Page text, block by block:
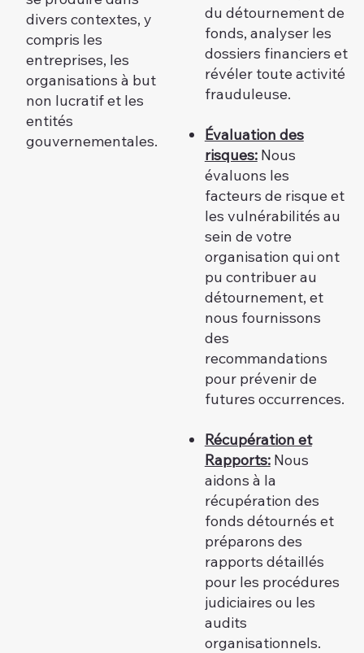
divers contextes, y
compris les
entreprises, les
organisations à but
non lucratif et les
entités
gouvernementales.
du détournement de
fonds, analyser les
dossiers financiers et
révéler toute activité
frauduleuse.
Évaluation des
risques:Nous
évaluons les
facteurs de risque et
les vulnérabilités au
sein de votre
organisation qui ont
pu contribuer au
détournement, et
nous fournissons
des
recommandations
pour prévenir de
futures occurrences.
Récupération et
Rapports:Nous
aidons à la
récupération des
fonds détournés et
préparons des
rapports détaillés
pour les procédures
judiciaires ou les
audits
organisationnels.